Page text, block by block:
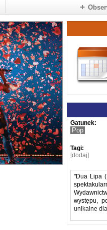
Gatunek:
Pop
Tagi:
[dodaj]
"Dua Lipa
występu,
unikalne
1. training